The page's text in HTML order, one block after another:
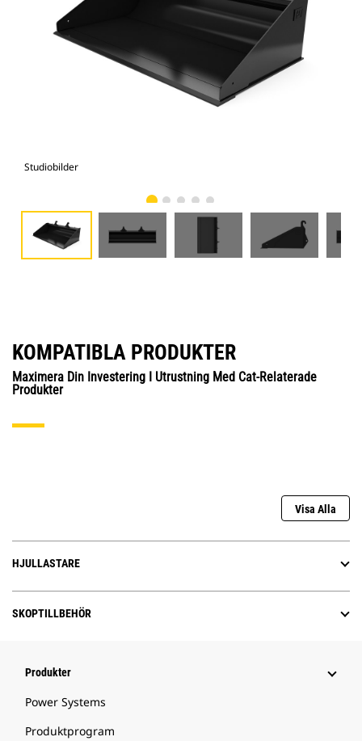
Studiobilder
KOMPATIBLA PRODUKTER
Maximera Din Investering I Utrustning Med Cat-Relaterade
Produkter
Visa Alla
HJULLASTARE
SKOPTILLBEHÖR
Produkter
Power Systems
Produktprogram